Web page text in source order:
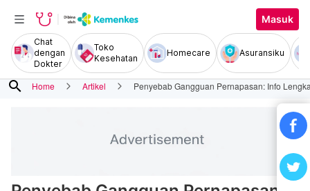
Masuk
Chat
dengan
Dokter
Toko
Kesehatan
Homecare Asuransiku
search Home Artikel Penyebab Gangguan Pernapasan: Info